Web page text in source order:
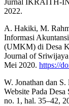
Jurnal IKRAITH-
2022.
A. Hakiki, M.
Informasi
(UMKM) di Desa
Journal of
Mei 2020. https://
W. Jonathan dan
Website Pada
no. 1, hal. 35–42,